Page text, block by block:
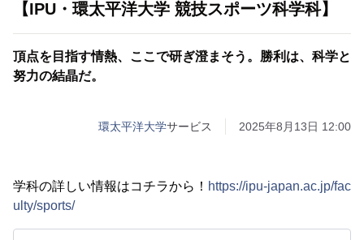
【IPU・環太平洋大学 競技スポーツ科学科】
頂点を目指す情熱、ここで研ぎ澄まそう。勝利は、科学と
努力の結晶だ。
環太平洋大学サービス 2025年8月13日 12:00
学科の詳しい情報はコチラから！ https://ipu-japan.ac.jp/fac
ulty/sports/